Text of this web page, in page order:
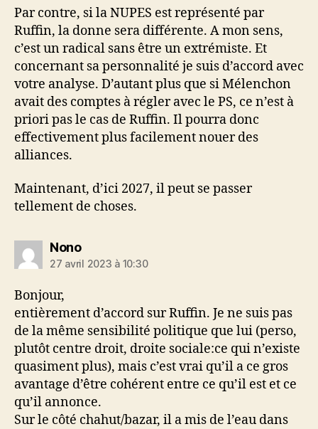
Par contre, si la NUPES est représenté par
Ruffin, la donne sera différente. A mon sens,
c’est un radical sans être un extrémiste. Et
concernant sa personnalité je suis d’accord avec
votre analyse. D’autant plus que si Mélenchon
avait des comptes à régler avec le PS, ce n’est à
priori pas le cas de Ruffin. Il pourra donc
effectivement plus facilement nouer des
alliances.
Maintenant, d’ici 2027, il peut se passer
tellement de choses.
Nonodit :
27 avril 2023 à 10:30
Bonjour,
entièrement d’accord sur Ruffin. Je ne suis pas
de la même sensibilité politique que lui (perso,
plutôt centre droit, droite sociale:ce qui n’existe
quasiment plus), mais c’est vrai qu’il a ce gros
avantage d’être cohérent entre ce qu’il est et ce
qu’il annonce.
Sur le côté chahut/bazar, il a mis de l’eau dans